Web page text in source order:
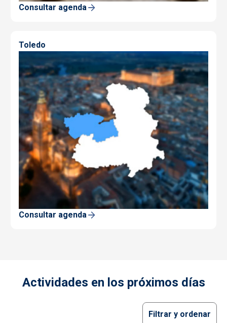
Consultar agenda
Toledo
Consultar agenda
Actividades en los próximos días
Filtrar y ordenar